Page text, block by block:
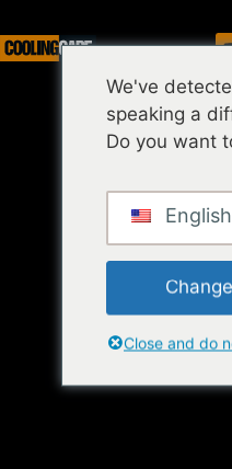
Služba
We've
speaking a
Do you want
English
Close and do